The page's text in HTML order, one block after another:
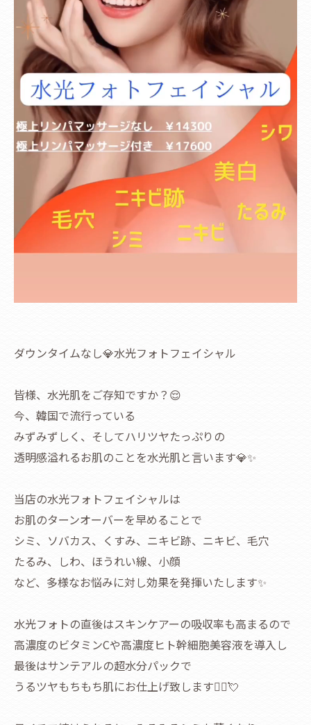
ダウンタイムなし💎水光フォトフェイシャル
皆様、水光肌をご存知ですか？😌
今、韓国で流行っている
みずみずしく、そしてハリツヤたっぷりの
透明感溢れるお肌のことを水光肌と言います💎✨
当店の水光フォトフェイシャルは
お肌のターンオーバーを早めることで
シミ、ソバカス、くすみ、ニキビ跡、ニキビ、毛穴
たるみ、しわ、ほうれい線、小顔
など、多様なお悩みに対し効果を発揮いたします✨
水光フォトの直後はスキンケアーの吸収率も高まるので
高濃度のビタミンCや高濃度ヒト幹細胞美容液を導入し
最後はサンテアルの超水分パックで
うるツヤもちもち肌にお仕上げ致します💆‍♀️💘